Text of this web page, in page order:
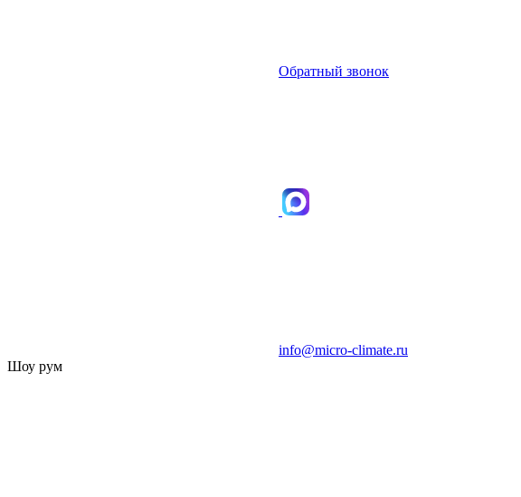
Обратный звонок
info@micro-climate.ru
Шоу рум